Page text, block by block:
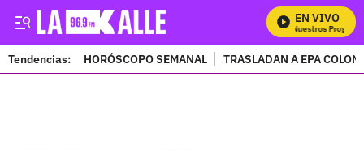
EN VIVO
Mira Todos Nuestros Programas
Tendencias: HORÓSCOPO SEMANAL TRASLADAN A EPA